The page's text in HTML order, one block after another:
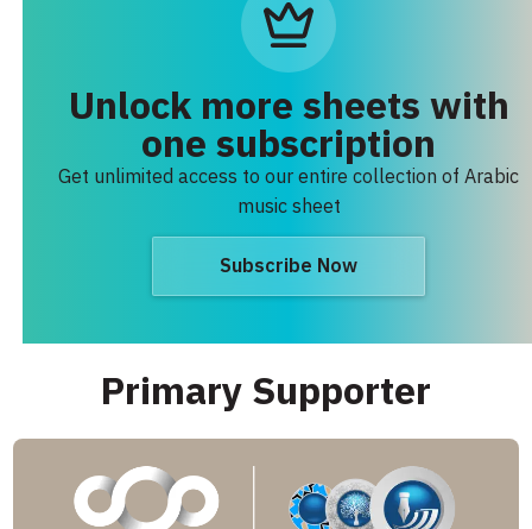
Unlock more sheets with
one subscription
Get unlimited access to our entire collection of Arabic
music sheet
Subscribe Now
Primary Supporter